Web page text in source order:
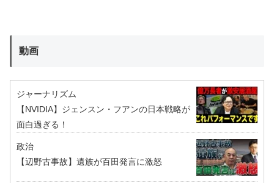
動画
ジャーナリズム
【NVIDIA】ジェンスン・フアンの日本戦略が
面白過ぎる！
政治
【辺野古事故】遺族が百田発言に激怒